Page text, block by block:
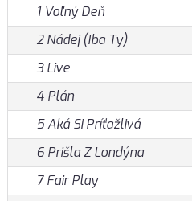
1 Voľný Deň
2 Nádej (Iba Ty)
3 Live
4 Plán
5 Aká Si Príťažlivá
6 Prišla Z Londýna
7 Fair Play